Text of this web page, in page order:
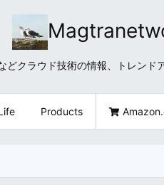
どクラウド技術の情報、トレンド
Products